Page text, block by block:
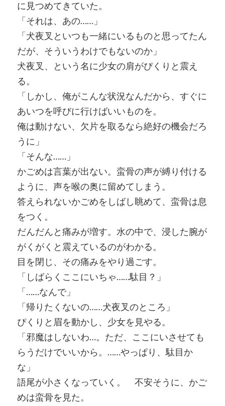
に見つめてきていた。
「それは、あの……」
「犬夜叉といつも一緒にいるものと思ってたん
だが、そういうわけでもないのか」
犬夜叉、という名に少女の肩がぴくりと震え
る。
「しかし、俺がこんな状況なんだから、すぐに
あいつを呼びに行けばいいものを。
俺は動けない、欠片を取るなら絶好の機会だろ
うに」
「そんな……」
かごめは言葉が出ない。蛮骨の声が縛り付ける
ように、声を喉の奥に留めてしまう。
答えられないかごめをしばし眺めて、蛮骨は息
をつく。
だんだんと痛みが増す。水の中で、浸した腕が
がくがくと震えているのがわかる。
目を閉じ、その痛みをやり過ごす。
「しばらくここにいちゃ……駄目？」
「……なんで」
「帰りたくないの……犬夜叉のところ」
ぴくりと眉を動かし、少女を見やる。
「邪魔はしないわ…。ただ、ここにいさせても
らうだけでいいから。……やっぱり、駄目か
な」
語尾が小さくなっていく。 不安そうに、かご
めは蛮骨を見た。